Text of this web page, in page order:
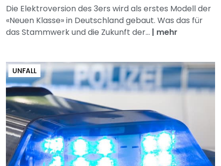
Die Elektroversion des 3ers wird als erstes Modell der
«Neuen Klasse» in Deutschland gebaut. Was das für
das Stammwerk und die Zukunft der... | mehr
UNFALL